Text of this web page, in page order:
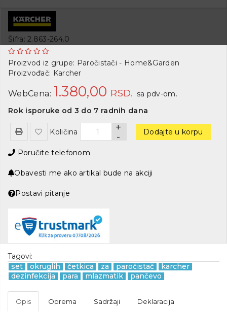
Šifra: 2.863-264.0
Proizvod iz grupe: Paročistači - Home&Garden
Proizvođač: Karcher
WebCena: 1.380,00 RSD. sa pdv-om.
Rok isporuke od 3 do 7 radnih dana
Količina -
+ Dodajte u korpu
Poručite telefonom
Obavesti me ako artikal bude na akciji
Postavi pitanje
Tagovi:
set
okruglih četkica za paročistač
karcher
dezinfekcija
para mlazmatik pančevo
Opis Oprema Sadržaji Deklaracija